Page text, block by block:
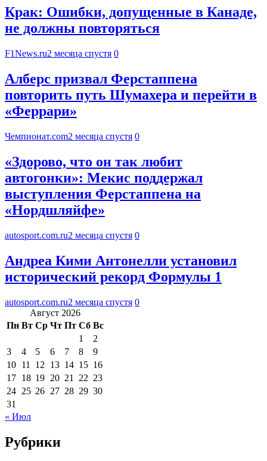
Крак: Ошибки, допущенные в Канаде,
не должны повторяться
F1News.ru2 месяца спустя 0
Алберс призвал Ферстаппена
повторить путь Шумахера и перейти в
«Феррари»
Чемпионат.com2 месяца спустя 0
«Здорово, что он так любит
автогонки»: Мекис поддержал
выступления Ферстаппена на
«Нордшляйфе»
autosport.com.ru2 месяца спустя 0
Андреа Кими Антонелли установил
исторический рекорд Формулы 1
autosport.com.ru2 месяца спустя 0
Август 2026
Пн Вт Ср Чт Пт Сб Вс
1
2
3
4 5 6 7 8
9
10 11 12 13 14 15 16
17 18 19 20 21 22 23
24 25 26 27 28 29 30
31
« Июл
Рубрики